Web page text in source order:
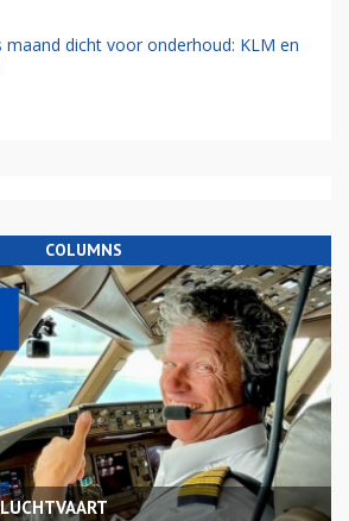
maand dicht voor onderhoud: KLM en
COLUMNS